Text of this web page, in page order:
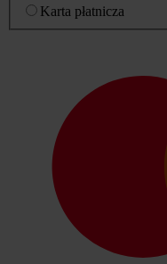
Karta płatnicza